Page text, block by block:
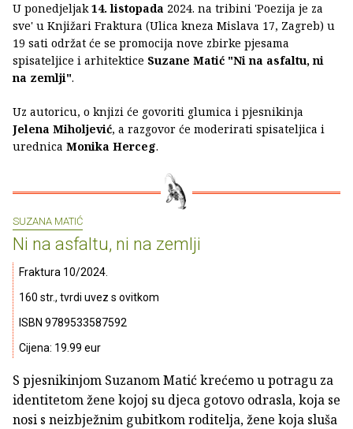
U ponedjeljak14. listopada 2024. na tribini 'Poezija je za
sve' u Knjižari Fraktura (Ulica kneza Mislava 17, Zagreb) u
19 sati održat će se promocija nove zbirke pjesama
spisateljice i arhitektice Suzane Matić "Ni na asfaltu, ni
na zemlji".
Uz autoricu, o knjizi će govoriti glumica i pjesnikinja
Jelena Miholjević, a razgovor će moderirati spisateljica i
urednica Monika Herceg.
SUZANA MATIĆ
Ni na asfaltu, ni na zemlji
Fraktura 10/2024.
160 str., tvrdi uvez s ovitkom
ISBN 9789533587592
Cijena: 19.99 eur
S pjesnikinjom Suzanom Matić krećemo u potragu za
identitetom žene kojoj su djeca gotovo odrasla, koja se
nosi s neizbježnim gubitkom roditelja, žene koja sluša